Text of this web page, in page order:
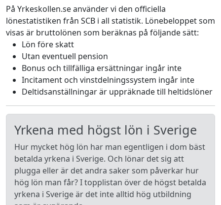
På Yrkeskollen.se använder vi den officiella
lönestatistiken från SCB i all statistik. Lönebeloppet som
visas är bruttolönen som beräknas på följande sätt:
Lön före skatt
Utan eventuell pension
Bonus och tillfälliga ersättningar ingår inte
Incitament och vinstdelningssystem ingår inte
Deltidsanställningar är uppräknade till heltidslöner
Yrkena med högst lön i Sverige
Hur mycket hög lön har man egentligen i dom bäst
betalda yrkena i Sverige. Och lönar det sig att
plugga eller är det andra saker som påverkar hur
hög lön man får? I topplistan över de högst betalda
yrkena i Sverige är det inte alltid hög utbildning